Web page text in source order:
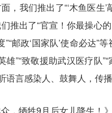
们推出了“‘木鱼医生’
出了“官宣！你最操心
邮政‘国家队’使命必达
致敬援助武汉医疗队
言感染人、鼓舞人，传播
，牺牲9月后女儿降生！